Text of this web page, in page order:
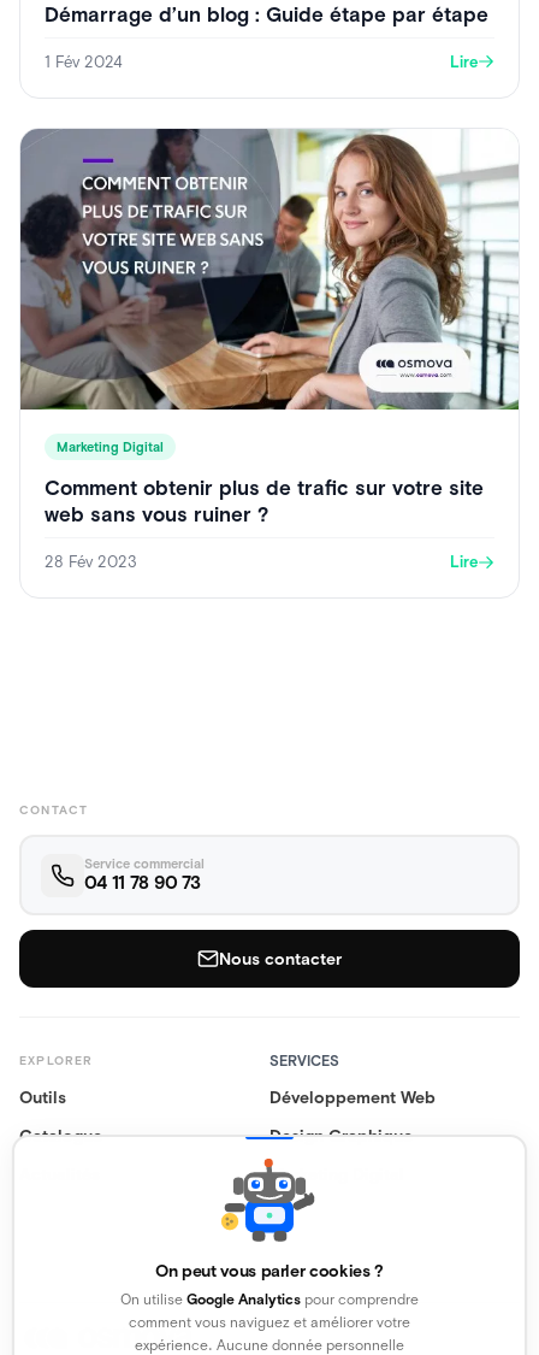
Démarrage d’un blog : Guide étape par étape
1 Fév 2024 Lire
Marketing Digital
Comment obtenir plus de trafic sur votre site
web sans vous ruiner ?
28 Fév 2023 Lire
EXPLORER
Outils
Catalogue
SERVICES
Développement Web
Design Graphique
Marketing Digital
CONTACT
Service commercial
04 11 78 90 73
Nous contacter
On peut vous parler cookies ?
On utilise Google Analytics pour comprendre
comment vous naviguez et améliorer votre
expérience. Aucune donnée personnelle